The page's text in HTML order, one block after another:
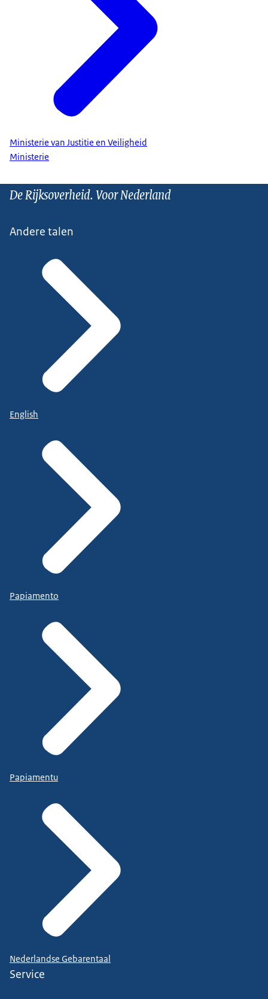
Ministerie van Justitie en Veiligheid
Ministerie
De Rijksoverheid. Voor Nederland
Andere talen
English
Papiamento
Papiamentu
Nederlandse Gebarentaal
Service